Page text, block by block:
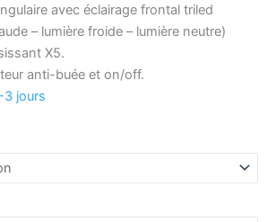
avec éclairage frontal triled
– lumière froide – lumière neutre)
X5.
anti-buée et on/off.
3 jours